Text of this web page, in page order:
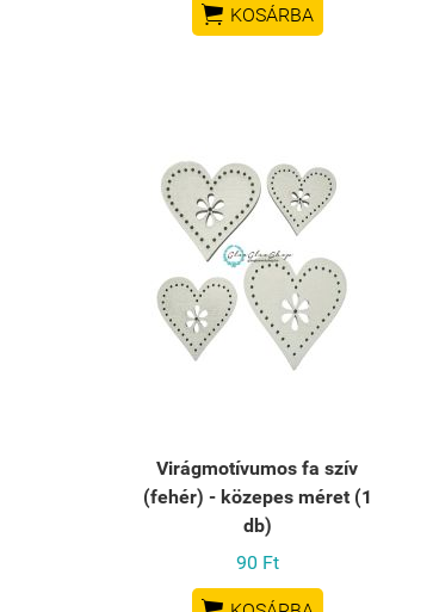
 KOSÁRBA
Virágmotívumos fa szív
(fehér) - közepes méret (1
db)
90 Ft